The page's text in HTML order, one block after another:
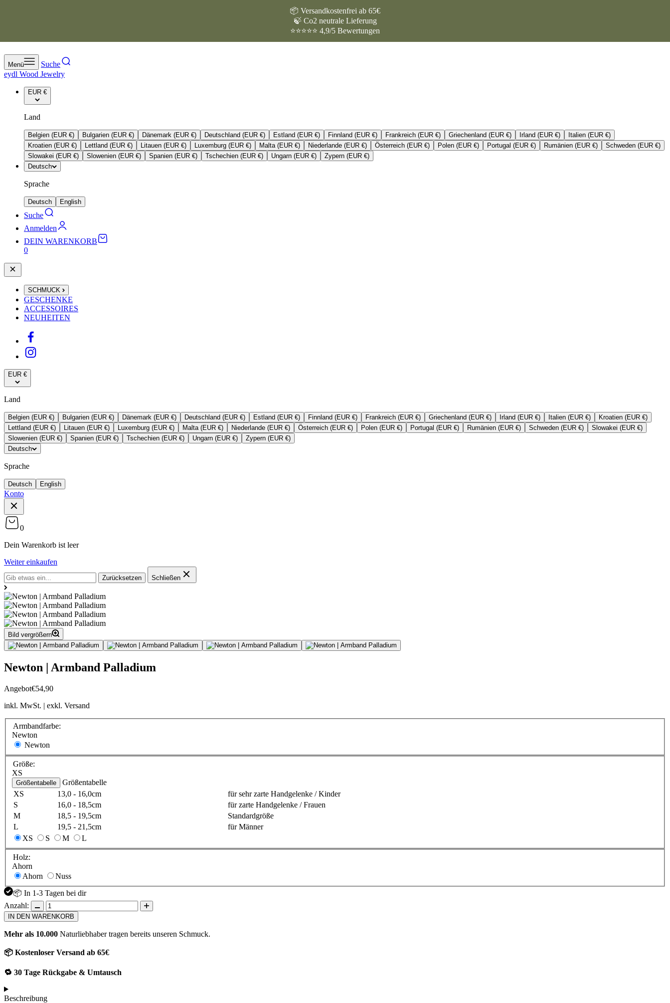
📦 Versandkostenfrei ab 65€
🍃 Co2 neutrale Lieferung
⭐⭐⭐⭐⭐ 4,9/5 Bewertungen
Menü
Suche
eydl Wood Jewelry
EUR €
Land
Belgien (EUR €) Bulgarien (EUR €) Dänemark (EUR €) Deutschland (EUR €) Estland (EUR €) Finnland (EUR €) Frankreich (EUR €) Griechenland (EUR €) Irland (EUR €)
Italien (EUR €)
Kroatien (EUR €)
Lettland (EUR €) Litauen (EUR €) Luxemburg (EUR €) Malta (EUR €) Niederlande (EUR €) Österreich (EUR €) Polen (EUR €) Portugal (EUR €) Rumänien (EUR €)
Schweden (EUR €)
Slowakei (EUR €)
Slowenien (EUR €) Spanien (EUR €) Tschechien (EUR €) Ungarn (EUR €)
Zypern (EUR €)
Deutsch
Sprache
Deutsch English
Suche
Anmelden
DEIN WARENKORB
0
SCHMUCK
GESCHENKE
ACCESSOIRES
NEUHEITEN
EUR €
Land
Belgien (EUR €) Bulgarien (EUR €) Dänemark (EUR €) Deutschland (EUR €) Estland (EUR €) Finnland (EUR €) Frankreich (EUR €) Griechenland (EUR €) Irland (EUR €) Italien (EUR €)
Kroatien (EUR €)
Lettland (EUR €)
Litauen (EUR €) Luxemburg (EUR €) Malta (EUR €) Niederlande (EUR €) Österreich (EUR €) Polen (EUR €) Portugal (EUR €) Rumänien (EUR €) Schweden (EUR €)
Slowakei (EUR €)
Slowenien (EUR €)
Spanien (EUR €) Tschechien (EUR €) Ungarn (EUR €)
Zypern (EUR €)
Deutsch
Sprache
Deutsch English
Konto
0
Dein Warenkorb ist leer
Weiter einkaufen
Zurücksetzen Schließen
Bild vergrößern
Newton | Armband Palladium
Angebot€54,90
inkl. MwSt. | exkl. Versand
Armbandfarbe:
Newton
Newton
Größe:
XS
Größentabelle
Größentabelle
XS
13,0 - 16,0cm
für sehr zarte Handgelenke / Kinder
S
16,0 - 18,5cm
für zarte Handgelenke / Frauen
M
18,5 - 19,5cm
Standardgröße
L
19,5 - 21,5cm
für Männer
XS
S M L
Holz:
Ahorn
Ahorn
Nuss
📦 In 1-3 Tagen bei dir
Anzahl:
IN DEN WARENKORB
Mehr als 10.000 Naturliebhaber tragen bereits unseren Schmuck.
📦 Kostenloser Versand ab 65€
🔁 30 Tage Rückgabe & Umtausch
Beschreibung